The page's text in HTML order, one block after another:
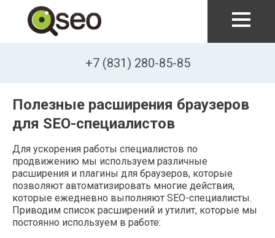
Перейти к основному содержанию
+7 (831) 280-85-85
Полезные расширения браузеров
для SEO-специалистов
Для ускорения работы специалистов по
продвижению мы используем различные
расширения и плагины для браузеров, которые
позволяют автоматизировать многие действия,
которые ежедневно выполняют SEO-специалисты.
Приводим список расширений и утилит, которые мы
постоянно используем в работе: